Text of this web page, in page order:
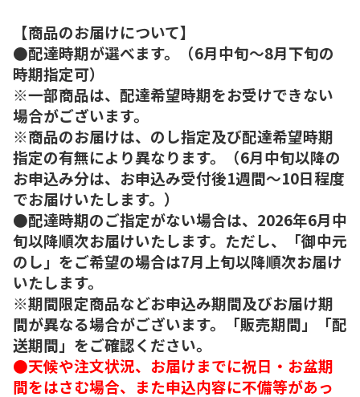
【商品のお届けについて】
●配達時期が選べます。（6月中旬～8月下旬の
時期指定可）
※一部商品は、配達希望時期をお受けできない
場合がございます。
※商品のお届けは、のし指定及び配達希望時期
指定の有無により異なります。（6月中旬以降の
お申込み分は、お申込み受付後1週間～10日程度
でお届けいたします。）
●配達時期のご指定がない場合は、2026年6月中
旬以降順次お届けいたします。ただし、「御中元
のし」をご希望の場合は7月上旬以降順次お届け
いたします。
※期間限定商品などお申込み期間及びお届け期
間が異なる場合がございます。「販売期間」「配
送期間」をご確認ください。
●天候や注文状況、お届けまでに祝日・お盆期
間をはさむ場合、また申込内容に不備等があっ